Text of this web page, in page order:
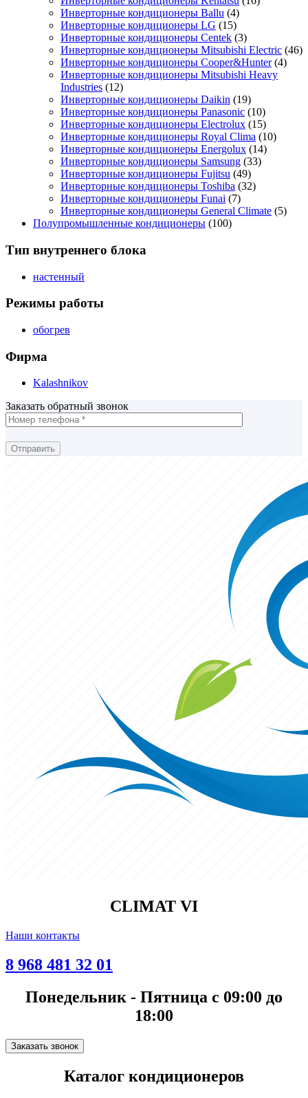
Инверторные кондиционеры Ballu (4)
Инверторные кондиционеры LG (15)
Инверторные кондиционеры Centek (3)
Инверторные кондиционеры Mitsubishi Electric (46)
Инверторные кондиционеры Cooper&Hunter (4)
Инверторные кондиционеры Mitsubishi Heavy
Industries (12)
Инверторные кондиционеры Daikin (19)
Инверторные кондиционеры Panasonic (10)
Инверторные кондиционеры Electrolux (15)
Инверторные кондиционеры Royal Clima (10)
Инверторные кондиционеры Energolux (14)
Инверторные кондиционеры Samsung (33)
Инверторные кондиционеры Fujitsu (49)
Инверторные кондиционеры Toshiba (32)
Инверторные кондиционеры Funai (7)
Инверторные кондиционеры General Climate (5)
Полупромышленные кондиционеры (100)
Тип внутреннего блока
настенный
Режимы работы
обогрев
Фирма
Kalashnikov
Заказать обратный звонок
CLIMAT VI
Наши контакты
8 968 481 32 01
Понедельник - Пятница с 09:00 до
18:00
Заказать звонок
Каталог кондиционеров